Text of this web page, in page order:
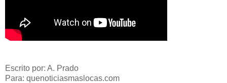
Escrito por: A. Prado
Para: quenoticiasmaslocas.com